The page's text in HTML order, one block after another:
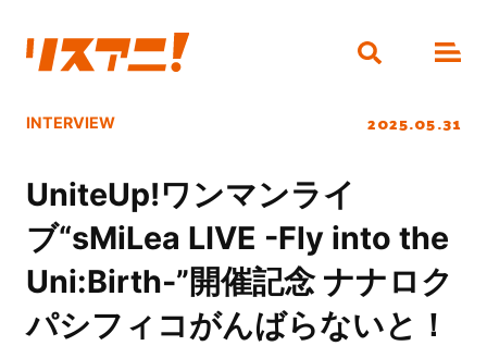
INTERVIEW 2025.05.31
UniteUp!ワンマンライ
ブ“sMiLea LIVE -Fly into the
Uni:Birth-”開催記念 ナナロク
パシフィコがんばらないと！